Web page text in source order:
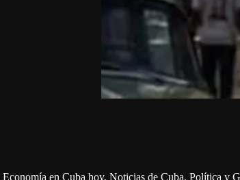
Economía en Cuba hoy, Noticias de Cuba, Política y